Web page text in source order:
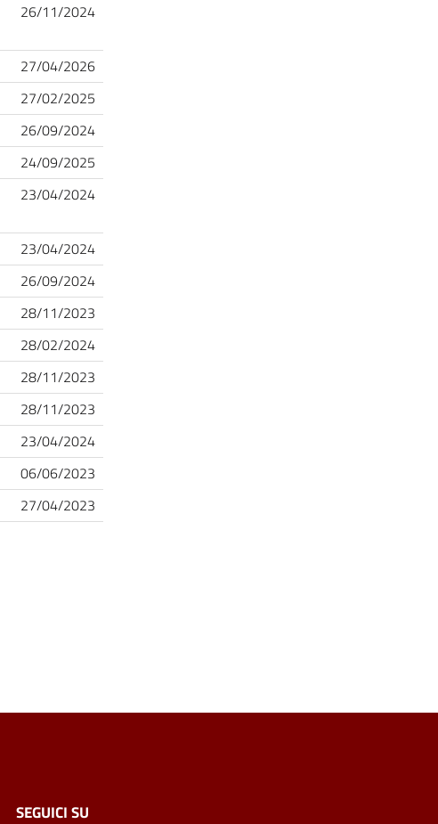
26/11/2024
27/04/2026
27/02/2025
26/09/2024
24/09/2025
23/04/2024
23/04/2024
26/09/2024
28/11/2023
28/02/2024
28/11/2023
28/11/2023
23/04/2024
06/06/2023
27/04/2023
SEGUICI SU